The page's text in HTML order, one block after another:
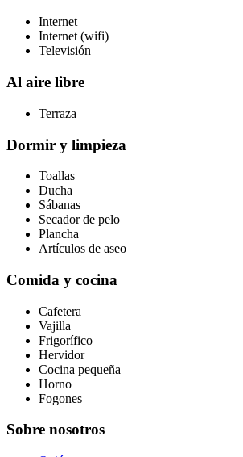
Internet
Internet (wifi)
Televisión
Al aire libre
Terraza
Dormir y limpieza
Toallas
Ducha
Sábanas
Secador de pelo
Plancha
Artículos de aseo
Comida y cocina
Cafetera
Vajilla
Frigorífico
Hervidor
Cocina pequeña
Horno
Fogones
Sobre nosotros